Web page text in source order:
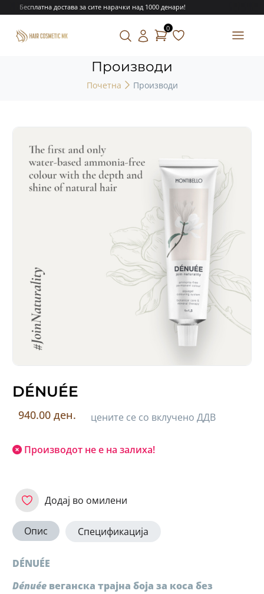
Бесплатна достава за сите нарачки над 1000 денари!
0
Производи
Почетна Производи
DÉNUÉE
940.00 ден. цените се со вклучено ДДВ
Производот не е на залиха!
Додај во омилени
Опис Спецификација
DÉNUÉE
Dénuée веганска трајна боја за коса без